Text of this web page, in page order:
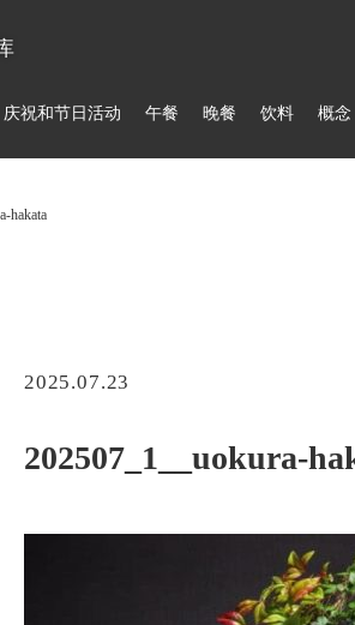
庆祝和节日活动 午餐 晚餐 饮料 概念
hakata
2025.07.23
202507_1__uokura-